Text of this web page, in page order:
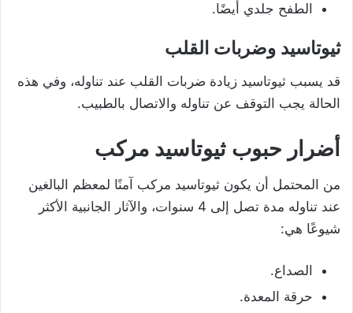
الطفح جلدي أيضًا.
ثيوتاسيد وضربات القلب
قد يسبب ثيوتاسيد زيادة ضربات القلب عند تناوله، وفي هذه
الحالة يجب التوقف عن تناوله والاتصال بالطبيب.
أضرار حبوب ثيوتاسيد مركب
من المحتمل أن يكون ثيوتاسيد مركب آمنًا لمعظم البالغين
عند تناوله مدة تصل إلى 4 سنوات، والآثار الجانبية الأكثر
شيوعًا هي:
الصداع.
حرقة المعدة.